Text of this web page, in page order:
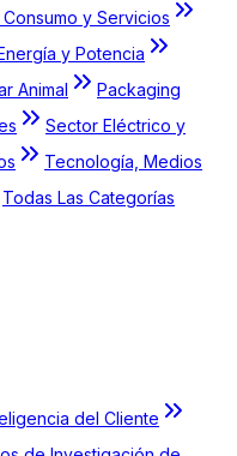
y Servicios
y Potencia
Animal
Packaging
Sector Eléctrico y
Tecnología, Medios
Todas Las Categorías
del Cliente